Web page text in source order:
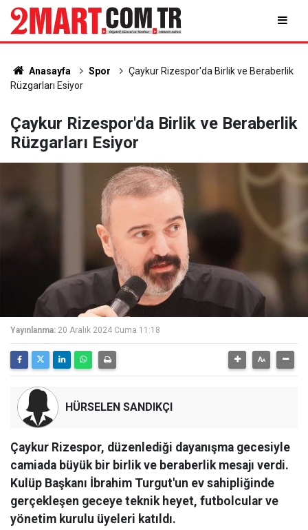
Anasayfa Spor
Çaykur Rizespor'da Birlik ve Beraberlik
Rüzgarları Esiyor
Çaykur Rizespor'da Birlik ve Beraberlik
Rüzgarları Esiyor
Yayınlanma: 20 Aralık 2024 Cuma 11:18
HÜRSELEN SANDIKÇI
Çaykur Rizespor, düzenlediği dayanışma gecesiyle
camiada büyük bir birlik ve beraberlik mesajı verdi.
Kulüp Başkanı İbrahim Turgut'un ev sahipliğinde
gerçekleşen geceye teknik heyet, futbolcular ve
yönetim kurulu üyeleri katıldı.